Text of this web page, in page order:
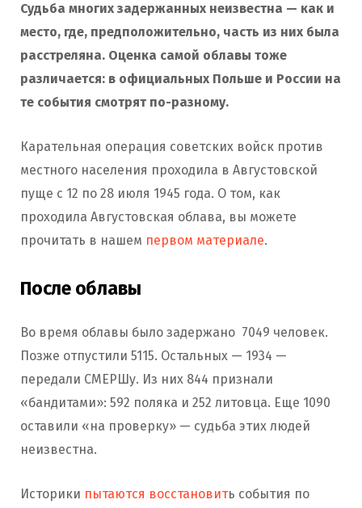
Судьба многих задержанных неизвестна — как и
место, где, предположительно, часть из них была
расстреляна. Оценка самой облавы тоже
различается: в официальных Польше и России на
те события смотрят по-разному.
Карательная операция советских войск против
местного населения проходила в Августовской
пуще с 12 по 28 июля 1945 года. О том, как
проходила Августовская облава, вы можете
прочитать в нашем первом материале.
После облавы
Во время облавы было задержано 7049 человек.
Позже отпустили 5115. Остальных — 1934 —
передали СМЕРШу. Из них 844 признали
«бандитами»: 592 поляка и 252 литовца. Еще 1090
оставили «на проверку» — судьба этих людей
неизвестна.
Историки пытаются восстановить события по